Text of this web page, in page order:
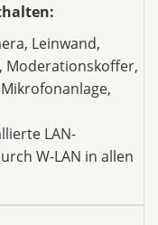
Leinwand,
Moderationskoffer,
LAN-
W-LAN in allen